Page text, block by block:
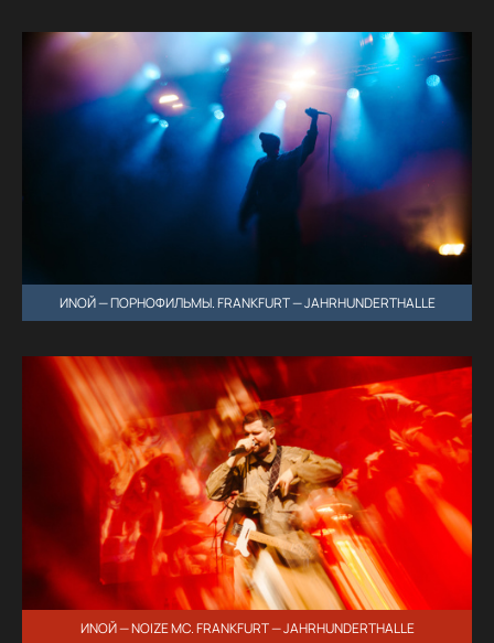
ИNОЙ — ПОРНОФИЛЬМЫ. FRANKFURT — JAHRHUNDERTHALLE
ИNОЙ — NOIZE MC. FRANKFURT — JAHRHUNDERTHALLE